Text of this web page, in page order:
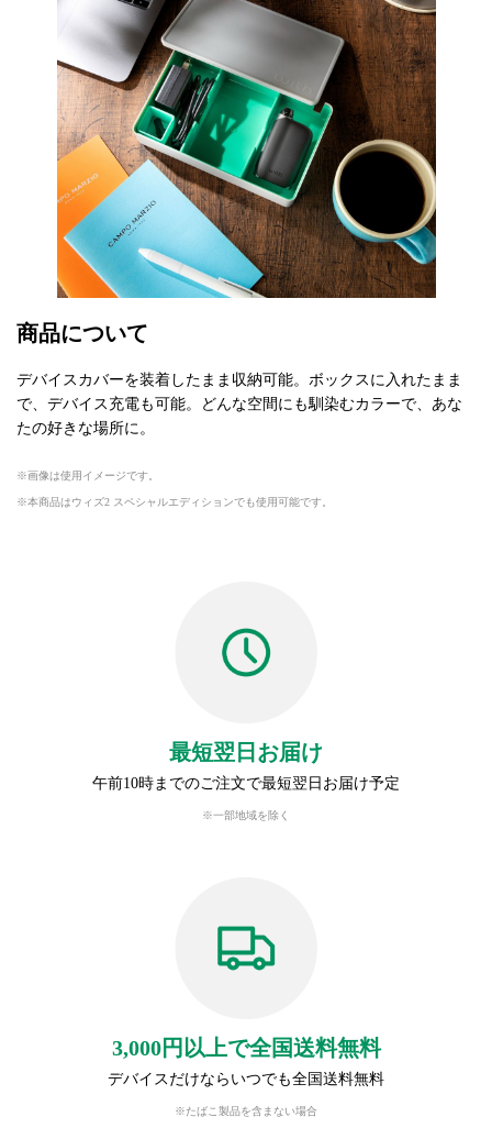
商品について
デバイスカバーを装着したまま収納可能。ボックスに入れたまま
で、デバイス充電も可能。どんな空間にも馴染むカラーで、あな
たの好きな場所に。
画像は使用イメージです。
本商品はウィズ2 スペシャルエディションでも使用可能です。
最短翌日お届け
午前10時までのご注文で最短翌日お届け予定
※一部地域を除く
3,000円以上で全国送料無料
デバイスだけならいつでも全国送料無料
※たばこ製品を含まない場合